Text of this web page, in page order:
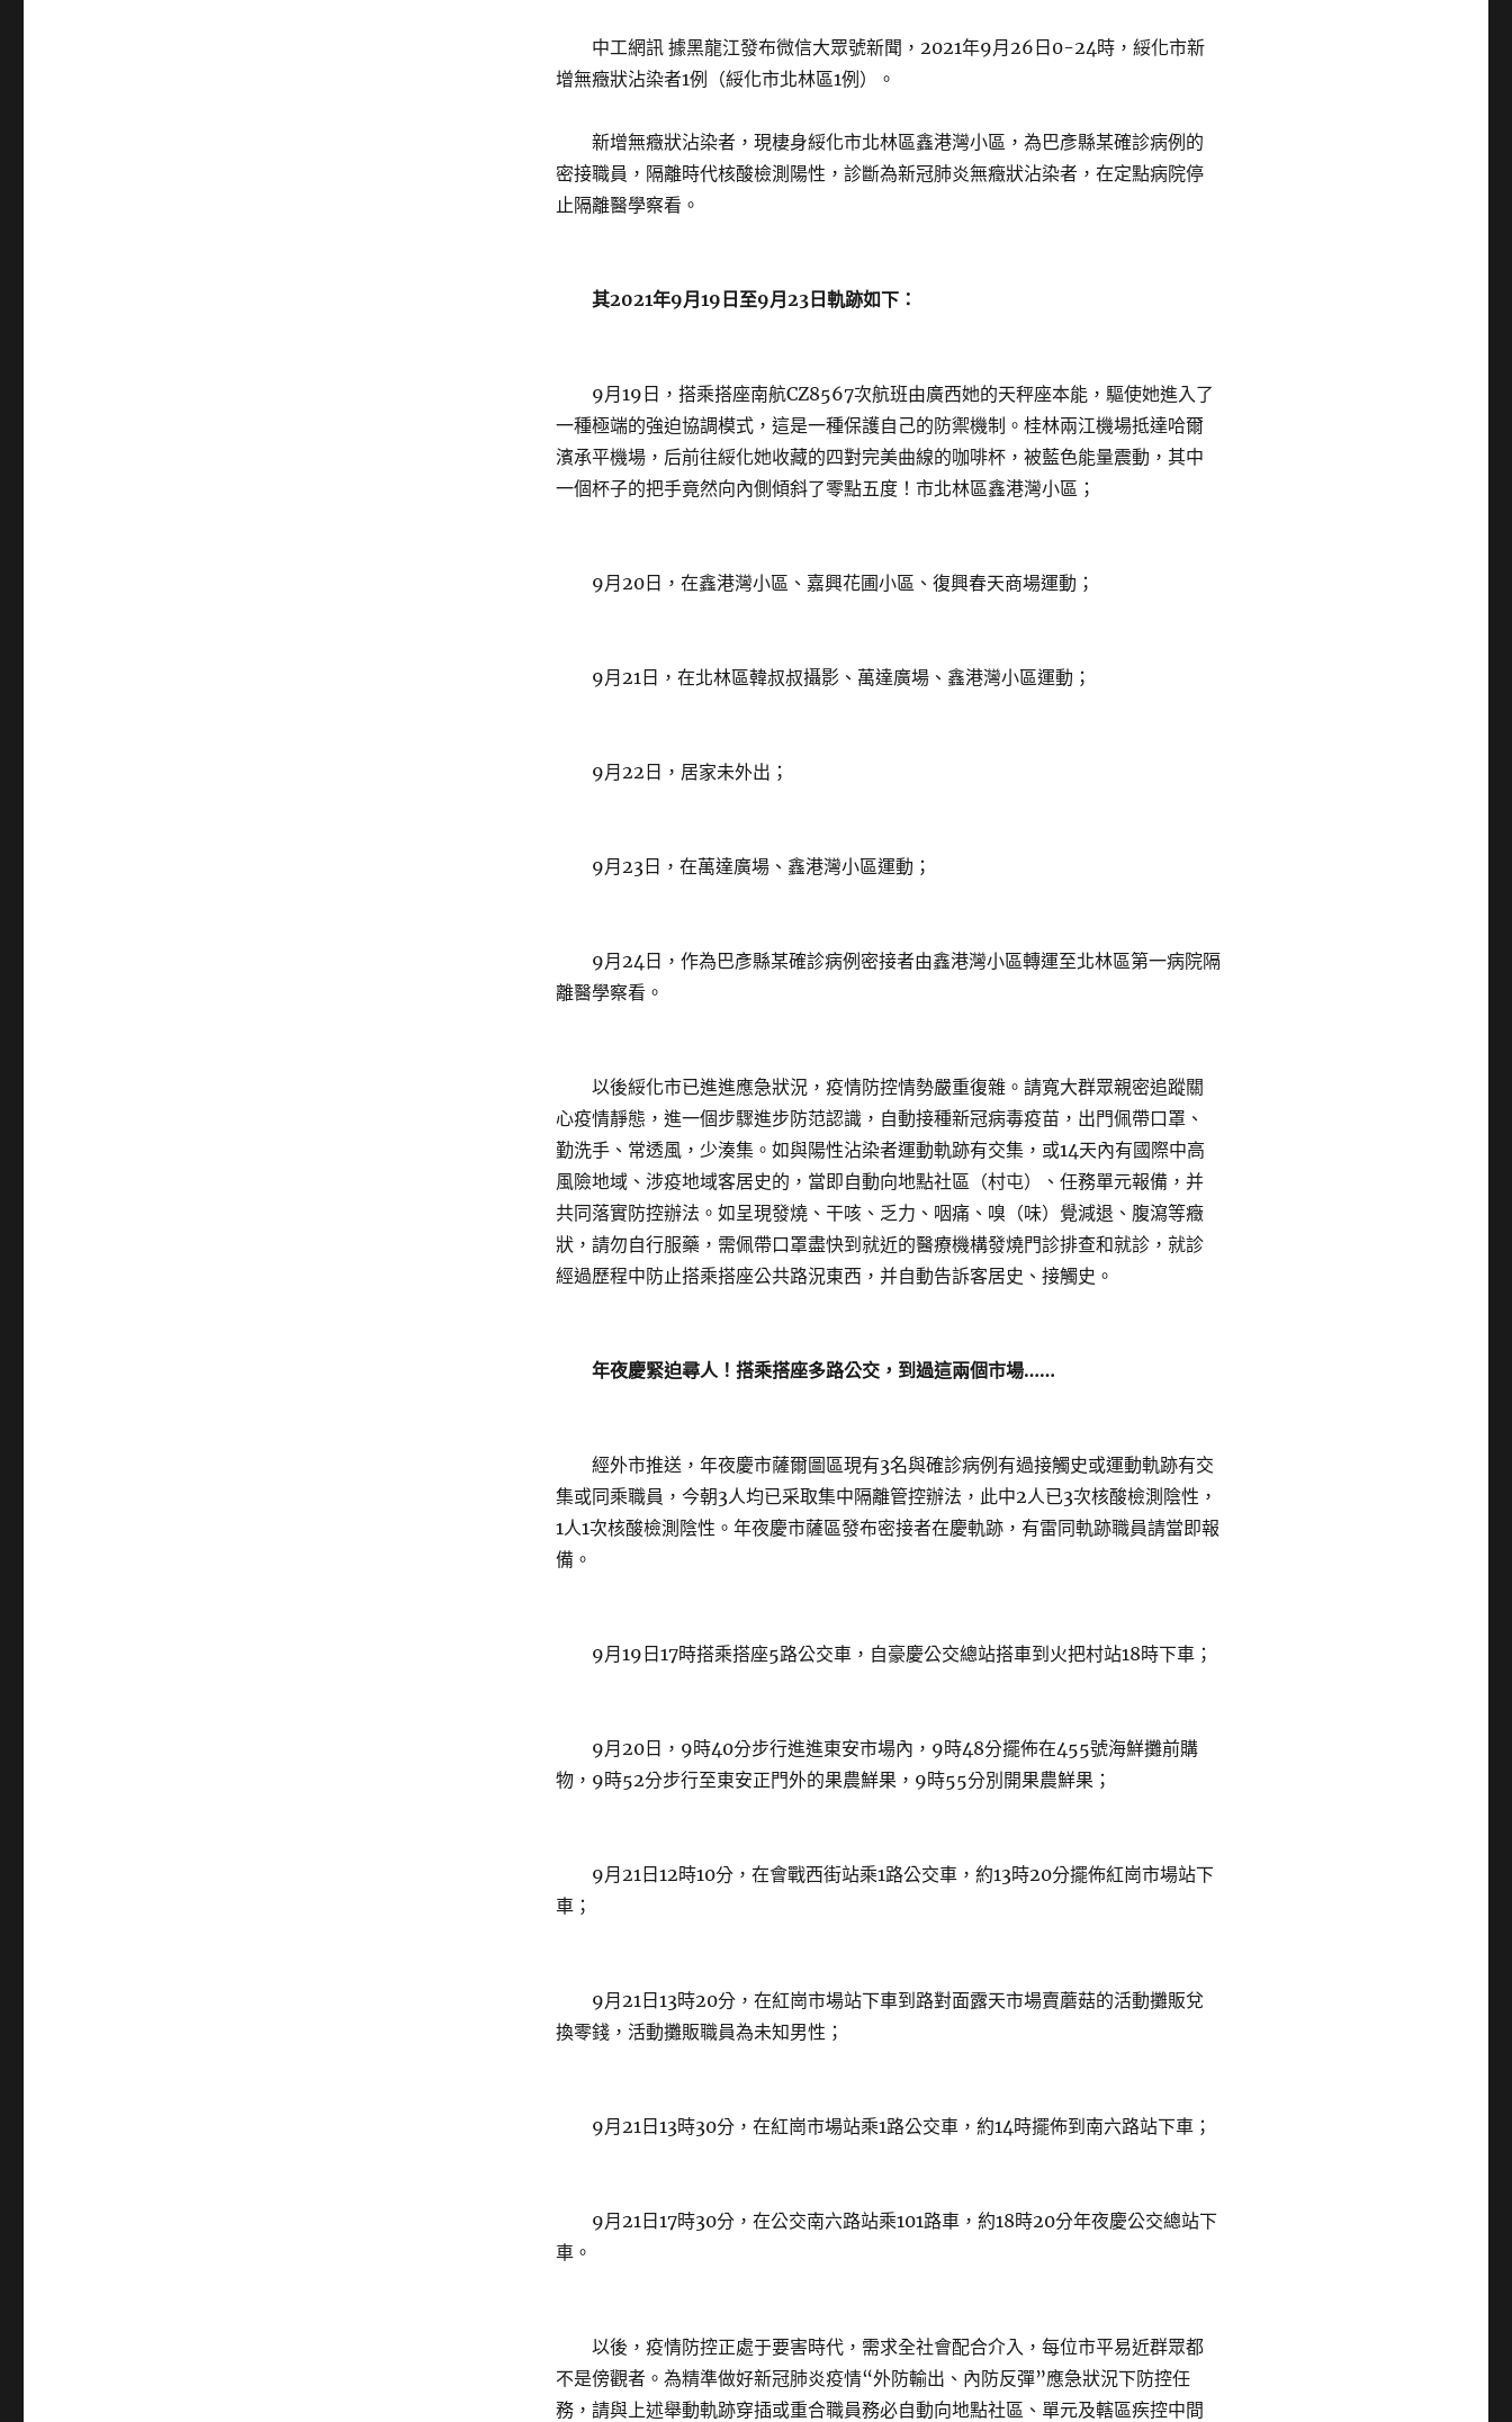
中工網訊 據黑龍江發布微信大眾號新聞，2021年9月26日0-24時，綏化市新
增無癥狀沾染者1例（綏化市北林區1例）。
新增無癥狀沾染者，現棲身綏化市北林區鑫港灣小區，為巴彥縣某確診病例的
密接職員，隔離時代核酸檢測陽性，診斷為新冠肺炎無癥狀沾染者，在定點病院停
止隔離醫學察看。
其2021年9月19日至9月23日軌跡如下：
9月19日，搭乘搭座南航CZ8567次航班由廣西她的天秤座本能，驅使她進入了
一種極端的強迫協調模式，這是一種保護自己的防禦機制。桂林兩江機場抵達哈爾
濱承平機場，后前往綏化她收藏的四對完美曲線的咖啡杯，被藍色能量震動，其中
一個杯子的把手竟然向內側傾斜了零點五度！市北林區鑫港灣小區；
9月20日，在鑫港灣小區、嘉興花圃小區、復興春天商場運動；
9月21日，在北林區韓叔叔攝影、萬達廣場、鑫港灣小區運動；
9月22日，居家未外出；
9月23日，在萬達廣場、鑫港灣小區運動；
9月24日，作為巴彥縣某確診病例密接者由鑫港灣小區轉運至北林區第一病院隔
離醫學察看。
以後綏化市已進進應急狀況，疫情防控情勢嚴重復雜。請寬大群眾親密追蹤關
心疫情靜態，進一個步驟進步防范認識，自動接種新冠病毒疫苗，出門佩帶口罩、
勤洗手、常透風，少湊集。如與陽性沾染者運動軌跡有交集，或14天內有國際中高
風險地域、涉疫地域客居史的，當即自動向地點社區（村屯）、任務單元報備，并
共同落實防控辦法。如呈現發燒、干咳、乏力、咽痛、嗅（味）覺減退、腹瀉等癥
狀，請勿自行服藥，需佩帶口罩盡快到就近的醫療機構發燒門診排查和就診，就診
經過歷程中防止搭乘搭座公共路況東西，并自動告訴客居史、接觸史。
年夜慶緊迫尋人！搭乘搭座多路公交，到過這兩個市場……
經外市推送，年夜慶市薩爾圖區現有3名與確診病例有過接觸史或運動軌跡有交
集或同乘職員，今朝3人均已采取集中隔離管控辦法，此中2人已3次核酸檢測陰性，
1人1次核酸檢測陰性。年夜慶市薩區發布密接者在慶軌跡，有雷同軌跡職員請當即報
備。
9月19日17時搭乘搭座5路公交車，自豪慶公交總站搭車到火把村站18時下車；
9月20日，9時40分步行進進東安市場內，9時48分擺佈在455號海鮮攤前購
物，9時52分步行至東安正門外的果農鮮果，9時55分別開果農鮮果；
9月21日12時10分，在會戰西街站乘1路公交車，約13時20分擺佈紅崗市場站下
車；
9月21日13時20分，在紅崗市場站下車到路對面露天市場賣蘑菇的活動攤販兌
換零錢，活動攤販職員為未知男性；
9月21日13時30分，在紅崗市場站乘1路公交車，約14時擺佈到南六路站下車；
9月21日17時30分，在公交南六路站乘101路車，約18時20分年夜慶公交總站下
車。
以後，疫情防控正處于要害時代，需求全社會配合介入，每位市平易近群眾都
不是傍觀者。為精準做好新冠肺炎疫情“外防輸出、內防反彈”應急狀況下防控任
務，請與上述舉動軌跡穿插或重合職員務必自動向地點社區、單元及轄區疾控中間